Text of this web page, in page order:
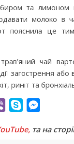
та
молоко
пояснила це
чай
загострення
риніт та
b
y
s
та на